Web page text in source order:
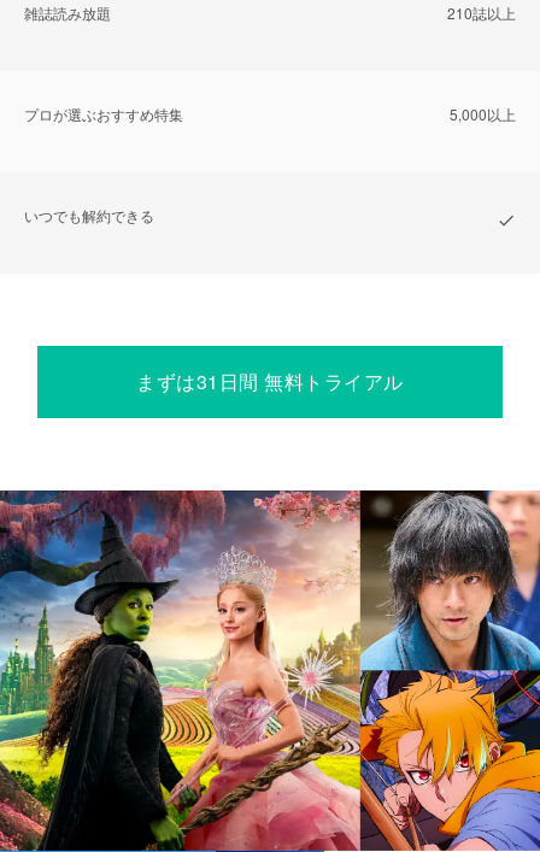
雑誌読み放題 210誌以上
プロが選ぶおすすめ特集 5,000以上
いつでも解約できる
まずは31日間 無料トライアル